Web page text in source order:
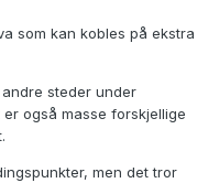
som kan kobles på ekstra
steder under
også masse forskjellige
men det tror